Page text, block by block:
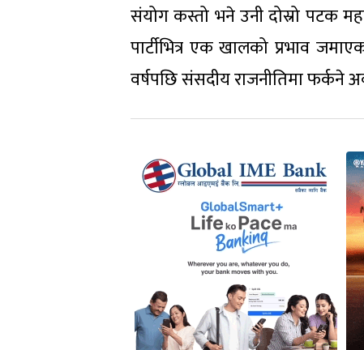
संयोग कस्तो भने उनी दोस्रो पटक
पार्टीभित्र एक खालको प्रभाव
वर्षपछि संसदीय राजनीतिमा फर्कने